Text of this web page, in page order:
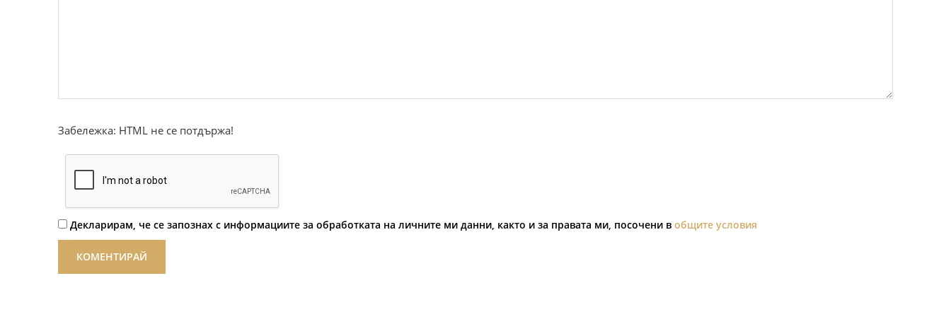
Забележка: HTML не се потдържа!
Декларирам, че се запознах с информациите за обработката на личните ми данни, както и за правата ми, посочени в общите условия
КОМЕНТИРАЙ